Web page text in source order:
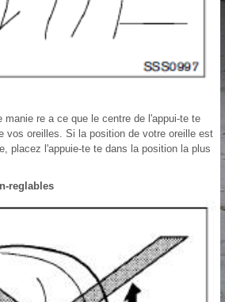
re a ce que le centre de l'appui-te te
vos oreilles. Si la position de votre oreille est
placez l'appuie-te te dans la position la plus
reglables